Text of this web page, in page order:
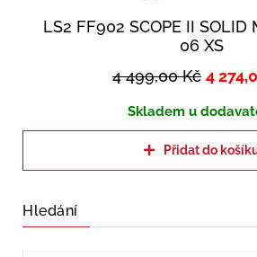
LS2 FF902 SCOPE II SOLID
06 XS
4 499,00Kč 4
Skladem u
Přidat do
Hledání